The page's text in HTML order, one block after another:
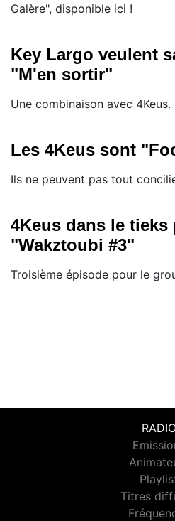
Galère", disponible ici !
Key Largo veulent
"M'en sortir"
Une combinaison avec 4Keus.
Les 4Keus sont
Ils ne peuvent pas tout
4Keus dans le tieks
"Wakztoubi #3"
Troisième épisode pour le
Titres